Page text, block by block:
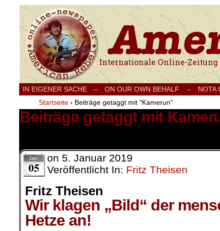
Internationale Onlinezeitung für Frieden,
IN EIGENER SACHE – ON OUR OWN BEHALF –
NOTA
Startseite › Beiträge getaggt mit "Kamerun"
Beiträge getaggt mit
Jan.
05
on 5. Januar 2019
Veröffentlicht In: Fritz Theisen
Fritz Theisen
Wir klagen „Bild“ der
Hetze an!